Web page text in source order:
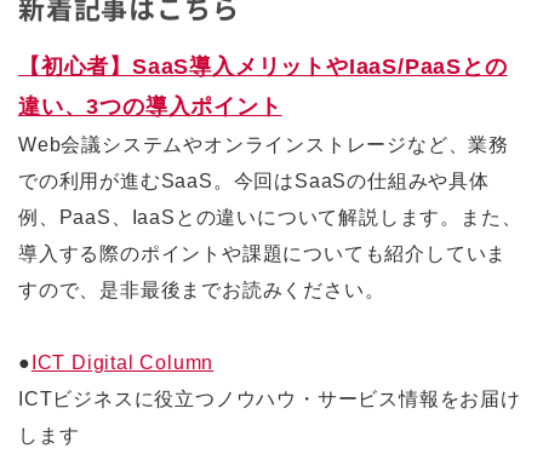
【初心者】SaaS導入メリットやIaaS/PaaSとの
違い、3つの導入ポイント
Web会議システムやオンラインストレージなど、業務
での利用が進むSaaS。今回はSaaSの仕組みや具体
例、PaaS、IaaSとの違いについて解説します。また、
導入する際のポイントや課題についても紹介していま
すので、是非最後までお読みください。
● ICT Digital Column
ICTビジネスに役立つノウハウ・サービス情報をお届け
します